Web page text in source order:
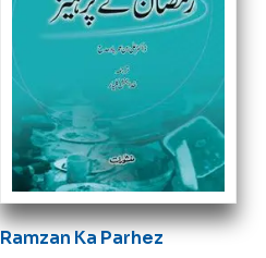
Ramzan Ka Parhez